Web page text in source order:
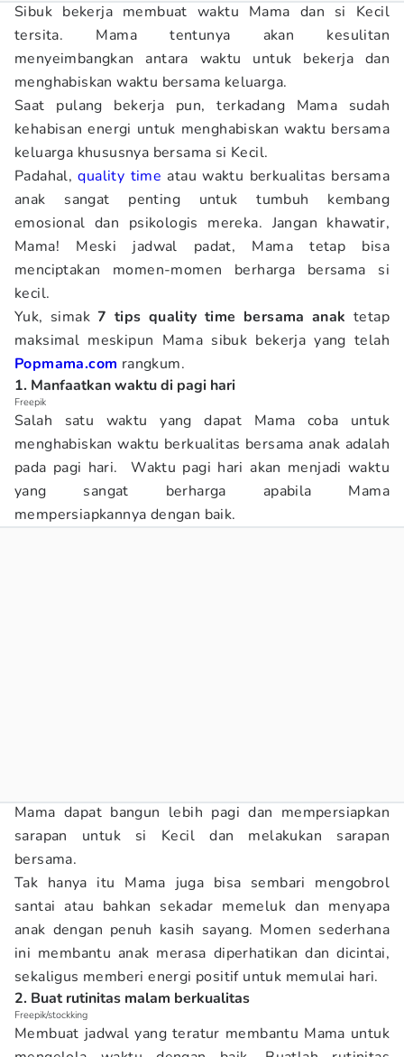
Sibuk bekerja membuat waktu Mama dan si Kecil
tersita. Mama tentunya akan kesulitan
menyeimbangkan antara waktu untuk bekerja dan
menghabiskan waktu bersama keluarga.
Saat pulang bekerja pun, terkadang Mama sudah
kehabisan energi untuk menghabiskan waktu bersama
keluarga khususnya bersama si Kecil.
Padahal,quality time atau waktu berkualitas bersama
anak sangat penting untuk tumbuh kembang
emosional dan psikologis mereka. Jangan khawatir,
Mama! Meski jadwal padat, Mama tetap bisa
menciptakan momen-momen berharga bersama si
kecil.
Yuk, simak7 tips quality time bersama anak tetap
maksimal meskipun Mama sibuk bekerja yang telah
Popmama.com rangkum.
1. Manfaatkan waktu di pagi hari
Freepik
Salah satu waktu yang dapat Mama coba untuk
menghabiskan waktu berkualitas bersama anak adalah
pada pagi hari. Waktu pagi hari akan menjadi waktu
yang sangat berharga apabila Mama
mempersiapkannya dengan baik.
Mama dapat bangun lebih pagi dan mempersiapkan
sarapan untuk si Kecil dan melakukan sarapan
bersama.
Tak hanya itu Mama juga bisa sembari mengobrol
santai atau bahkan sekadar memeluk dan menyapa
anak dengan penuh kasih sayang. Momen sederhana
ini membantu anak merasa diperhatikan dan dicintai,
sekaligus memberi energi positif untuk memulai hari.
2. Buat rutinitas malam berkualitas
Freepik/stockking
Membuat jadwal yang teratur membantu Mama untuk